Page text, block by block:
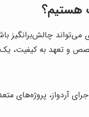
هستیم؟
می‌تواند
و تعهد به کیفیت،
آردواز،